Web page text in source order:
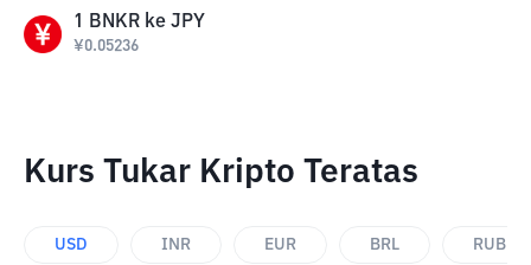
1 BNKR ke JPY
¥0.05236
Kurs Tukar Kripto Teratas
USD INR EUR BRL RUB